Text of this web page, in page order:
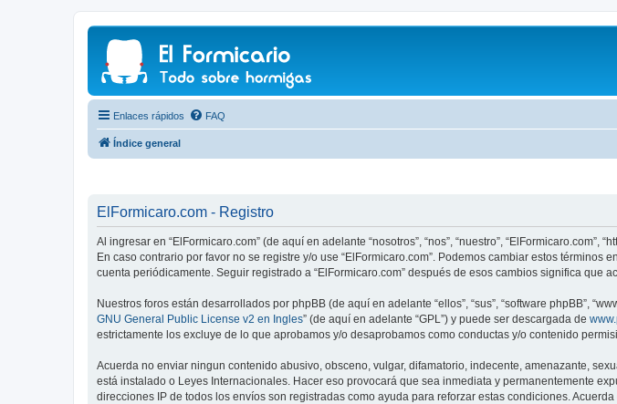
Enlaces rápidos FAQ
Índice general
ElFormicaro.com - Registro
Al ingresar en “ElFormicaro.com” (de aquí en adelante “nosotros”, “nos”, “nuestro”,
En caso contrario por favor no se registre y/o use “ElFormicaro.com”. Podemos cambiar estos
cuenta periódicamente. Seguir registrado a “ElFormicaro.com” después de esos cambios significa
Nuestros foros están desarrollados por phpBB (de aquí en adelante “ellos”, “sus”, “software phpBB”,
GNU General Public License v2 en Ingles” (de aquí en adelante “GPL”) y puede ser descargada de
estrictamente los excluye de lo que aprobamos y/o desaprobamos como conductas y/o contenido
Acuerda no enviar ningun contenido abusivo, obsceno, vulgar, difamatorio, indecente, amenazante,
está instalado o Leyes Internacionales. Hacer eso provocará que sea inmediata y permanentemente
direcciones IP de todos los envíos son registradas como ayuda para reforzar estas condiciones.